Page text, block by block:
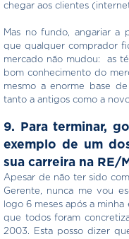
chegar aos clientes
Mas no fundo, angariar a
que qualquer comprador
mercado não mudou: as
bom conhecimento do
mesmo a enorme base
tanto a antigos como a
9. Para terminar,
exemplo de um
sua carreira na RE/
Apesar de não ter sido
Gerente, nunca me vou
logo 6 meses após a
que todos foram
2003. Esta posso dizer